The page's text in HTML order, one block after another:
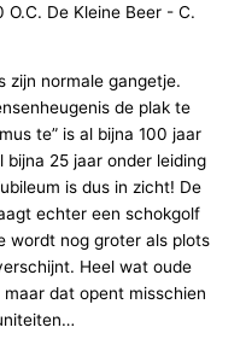
O.C. De Kleine Beer - C.
zijn normale gangetje.
de plak te
te” is al bijna 100 jaar
25 jaar onder leiding
is dus in zicht! De
echter een schokgolf
wordt nog groter als plots
Heel wat oude
dat opent misschien